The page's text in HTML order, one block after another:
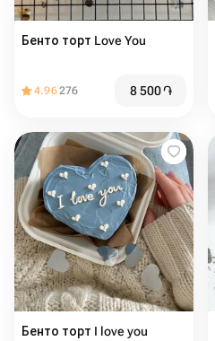
Бенто торт Love You
4.96276 8 500֏
Бенто торт I love you